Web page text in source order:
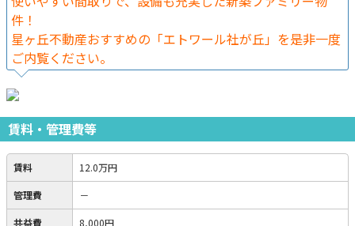
件！
星ヶ丘不動産おすすめの「エトワール社が丘」を是非一度
ご内覧ください。
賃料・管理費等
賃料 12.0万円
管理費 －
共益費 8,000円